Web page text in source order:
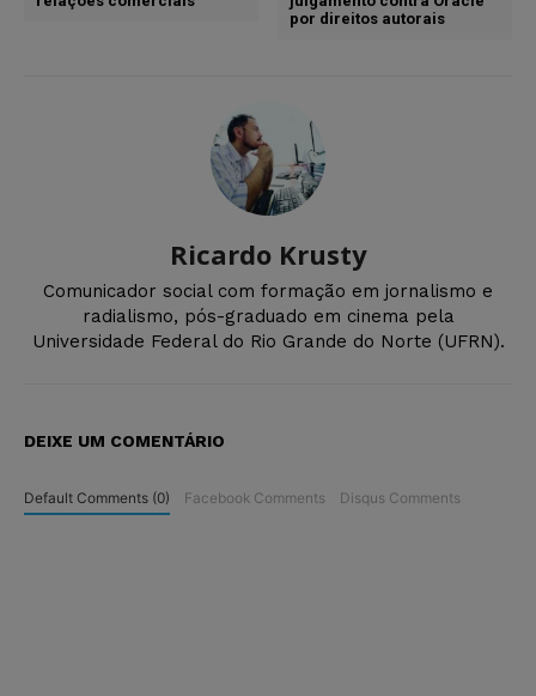
por direitos autorais
Ricardo Krusty
Comunicador social com formação em jornalismo e
radialismo, pós-graduado em cinema pela
Universidade Federal do Rio Grande do Norte (UFRN).
DEIXE UM COMENTÁRIO
Default Comments (0) Facebook Comments Disqus Comments